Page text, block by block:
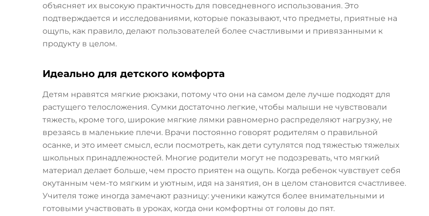
объясняет их высокую практичность для повседневного использования. Это
подтверждается и исследованиями, которые показывают, что предметы, приятные на
ощупь, как правило, делают пользователей более счастливыми и привязанными к
продукту в целом.
Идеально для детского комфорта
Детям нравятся мягкие рюкзаки, потому что они на самом деле лучше подходят для
растущего телосложения. Сумки достаточно легкие, чтобы малыши не чувствовали
тяжесть, кроме того, широкие мягкие лямки равномерно распределяют нагрузку, не
врезаясь в маленькие плечи. Врачи постоянно говорят родителям о правильной
осанке, и это имеет смысл, если посмотреть, как дети сутулятся под тяжестью тяжелых
школьных принадлежностей. Многие родители могут не подозревать, что мягкий
материал делает больше, чем просто приятен на ощупь. Когда ребенок чувствует себя
окутанным чем-то мягким и уютным, идя на занятия, он в целом становится счастливее.
Учителя тоже иногда замечают разницу: ученики кажутся более внимательными и
готовыми участвовать в уроках, когда они комфортны от головы до пят.